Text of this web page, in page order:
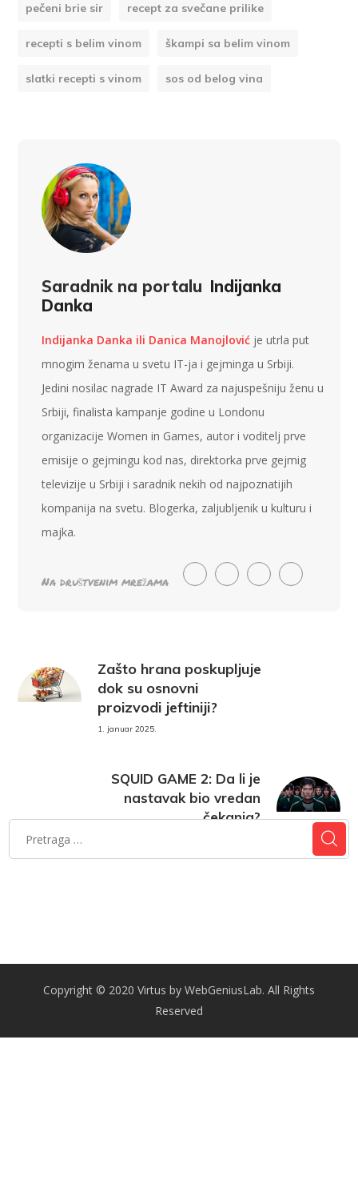
pečeni brie sir recept za svečane prilike
recepti s belim vinom škampi sa belim vinom
slatki recepti s vinom sos od belog vina
Saradnik na portalu Indijanka
Danka
Indijanka Danka ili Danica Manojlović je utrla put
mnogim ženama u svetu IT-ja i gejminga u Srbiji.
Jedini nosilac nagrade IT Award za najuspešniju ženu u
Srbiji, finalista kampanje godine u Londonu
organizacije Women in Games, autor i voditelj prve
emisije o gejmingu kod nas, direktorka prve gejmig
televizije u Srbiji i saradnik nekih od najpoznatijih
kompanija na svetu. Blogerka, zaljubljenik u kulturu i
majka.
Na društvenim mrežama
Zašto hrana poskupljuje
dok su osnovni
proizvodi jeftiniji?
1. januar 2025.
SQUID GAME 2: Da li je
nastavak bio vredan
čekanja?
Copyright © 2020 Virtus by WebGeniusLab. All Rights
Reserved